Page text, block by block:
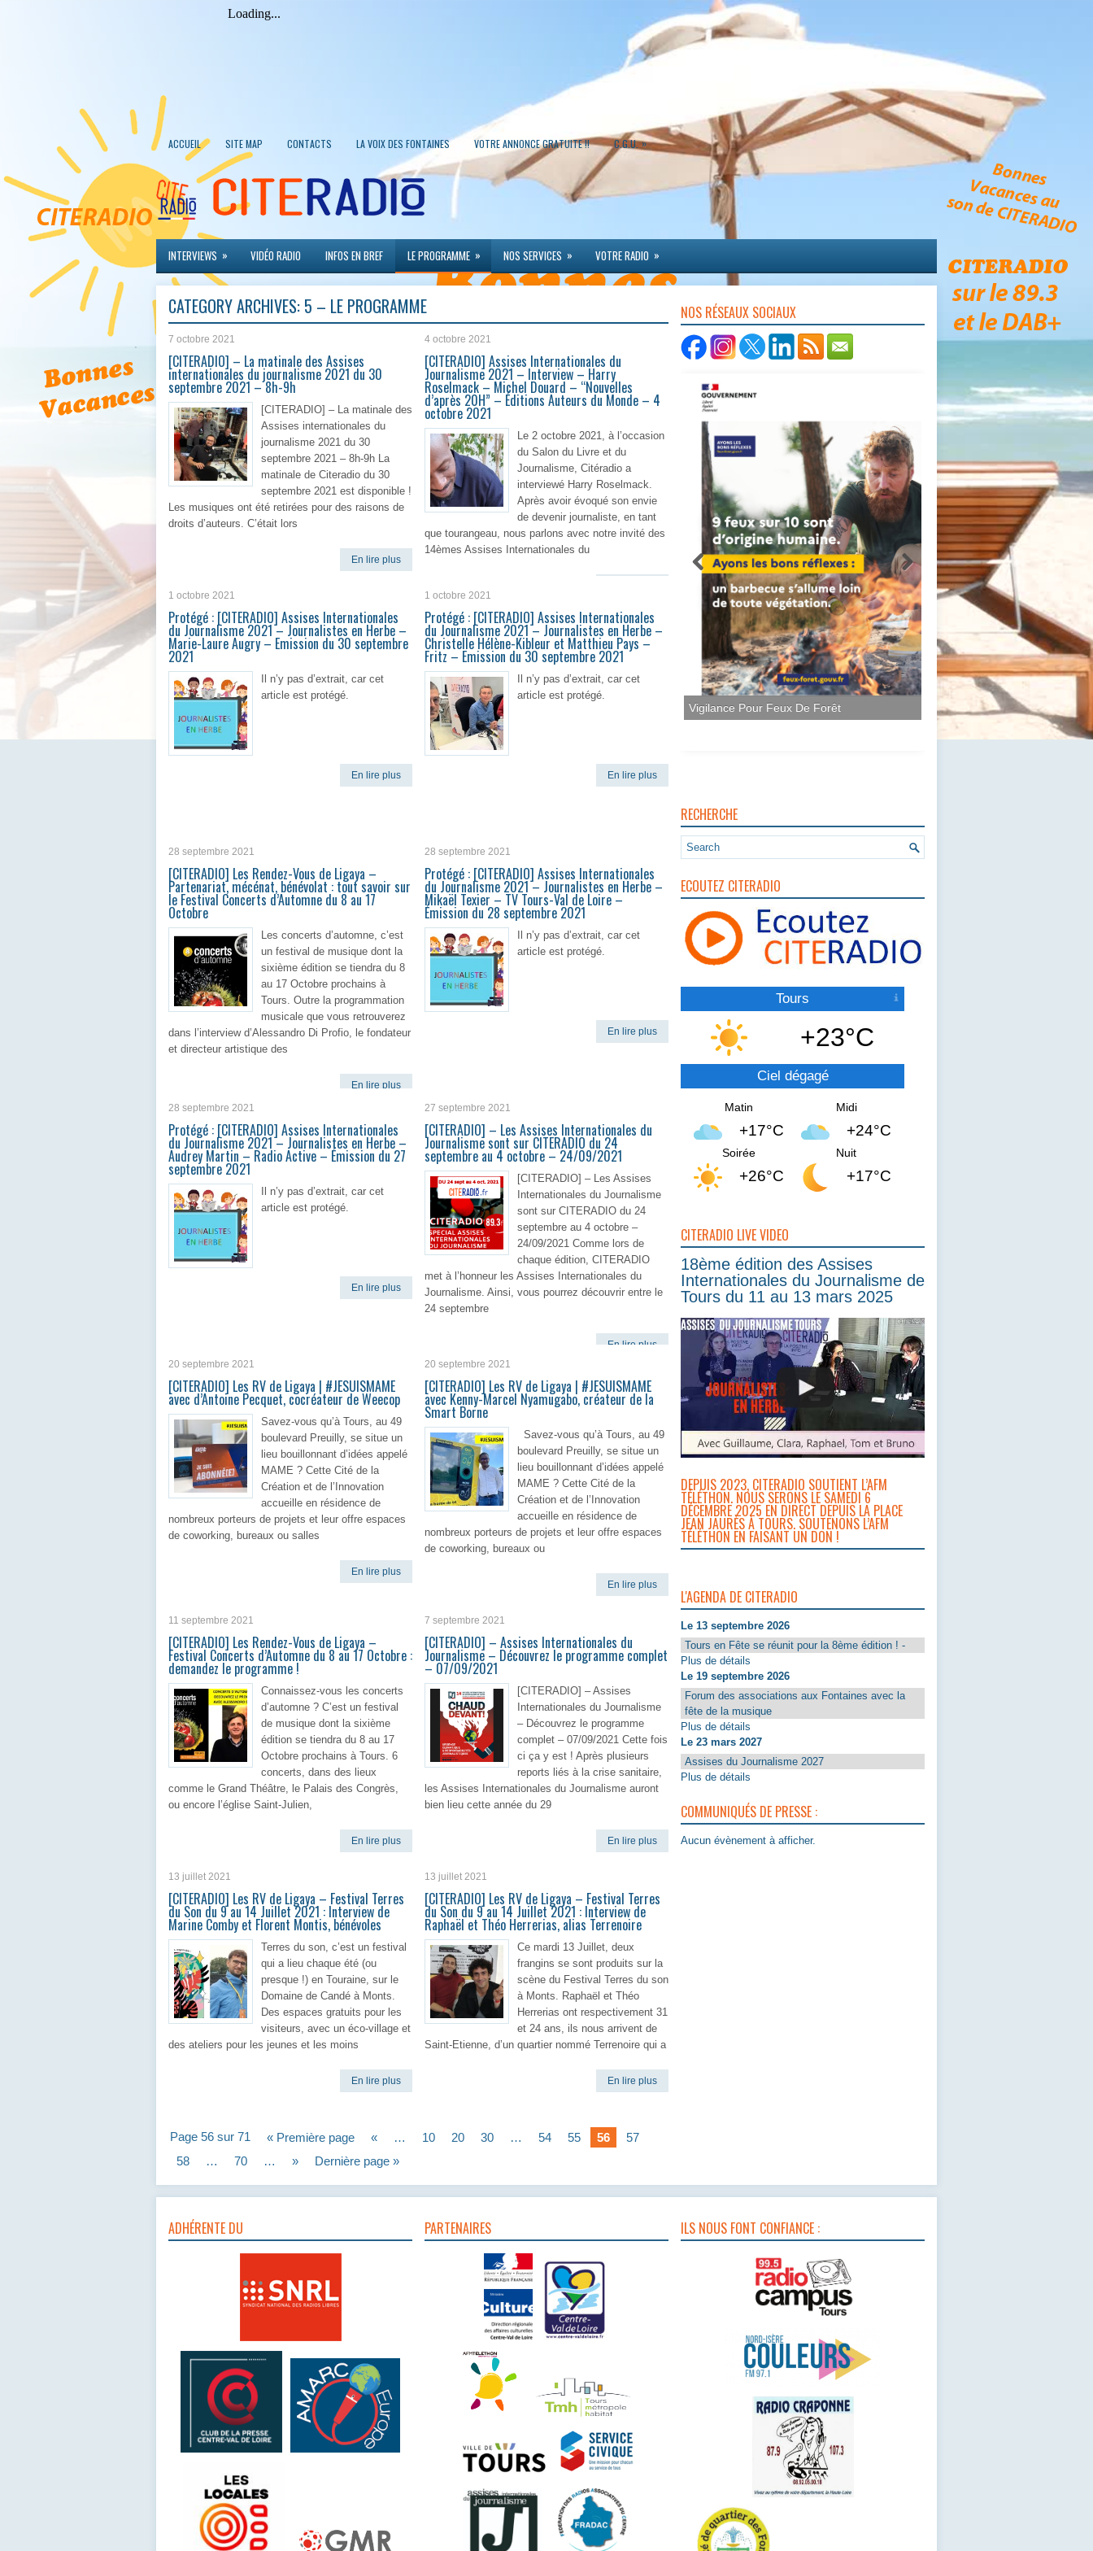
ACCUEIL SITE MAP CONTACTS LA VOIX DES FONTAINES VOTRE ANNONCE GRATUITE !! C.G.U. »
INTERVIEWS » VIDÉO RADIO INFOS EN BREF LE PROGRAMME » NOS SERVICES » VOTRE RADIO »
CATEGORY ARCHIVES: 5 – LE PROGRAMME
7 octobre 2021
[CITERADIO] – La matinale des Assises
internationales du journalisme 2021 du 30
septembre 2021 – 8h-9h
[CITERADIO] – La matinale des
Assises internationales du
journalisme 2021 du 30
septembre 2021 – 8h-9h La
matinale de Citeradio du 30
septembre 2021 est disponible !
Les musiques ont été retirées pour des raisons de
droits d’auteurs. C’était lors
En lire plus
4 octobre 2021
[CITERADIO] Assises Internationales du
Journalisme 2021 – Interview – Harry
Roselmack – Michel Douard – “Nouvelles
d’après 20H” – Éditions Auteurs du Monde – 4
octobre 2021
Le 2 octobre 2021, à l’occasion
du Salon du Livre et du
Journalisme, Citéradio a
interviewé Harry Roselmack.
Après avoir évoqué son envie
de devenir journaliste, en tant
que tourangeau, nous parlons avec notre invité des
14èmes Assises Internationales du
1 octobre 2021
Protégé : [CITERADIO] Assises Internationales
du Journalisme 2021 – Journalistes en Herbe –
Marie-Laure Augry – Emission du 30 septembre
2021
Il n’y pas d’extrait, car cet
article est protégé.
En lire plus
1 octobre 2021
Protégé : [CITERADIO] Assises Internationales
du Journalisme 2021 – Journalistes en Herbe –
Christelle Hélène-Kibleur et Matthieu Pays –
Fritz – Emission du 30 septembre 2021
Il n’y pas d’extrait, car cet
article est protégé.
En lire plus
28 septembre 2021
[CITERADIO] Les Rendez-Vous de Ligaya –
Partenariat, mécénat, bénévolat : tout savoir sur
le Festival Concerts d’Automne du 8 au 17
Octobre
Les concerts d’automne, c’est
un festival de musique dont la
sixième édition se tiendra du 8
au 17 Octobre prochains à
Tours. Outre la programmation
musicale que vous retrouverez
dans l’interview d’Alessandro Di Profio, le fondateur
et directeur artistique des
En lire plus
28 septembre 2021
Protégé : [CITERADIO] Assises Internationales
du Journalisme 2021 – Journalistes en Herbe –
Mikaël Texier – TV Tours-Val de Loire –
Émission du 28 septembre 2021
Il n’y pas d’extrait, car cet
article est protégé.
En lire plus
28 septembre 2021
Protégé : [CITERADIO] Assises Internationales
du Journalisme 2021 – Journalistes en Herbe –
Audrey Martin – Radio Active – Émission du 27
septembre 2021
Il n’y pas d’extrait, car cet
article est protégé.
En lire plus
27 septembre 2021
[CITERADIO] – Les Assises Internationales du
Journalisme sont sur CITERADIO du 24
septembre au 4 octobre – 24/09/2021
[CITERADIO] – Les Assises
Internationales du Journalisme
sont sur CITERADIO du 24
septembre au 4 octobre –
24/09/2021 Comme lors de
chaque édition, CITERADIO
met à l’honneur les Assises Internationales du
Journalisme. Ainsi, vous pourrez découvrir entre le
24 septembre
En lire plus
20 septembre 2021
[CITERADIO] Les RV de Ligaya | #JESUISMAME
avec d’Antoine Pecquet, cocréateur de Weecop
Savez-vous qu’à Tours, au 49
boulevard Preuilly, se situe un
lieu bouillonnant d’idées appelé
MAME ? Cette Cité de la
Création et de l’Innovation
accueille en résidence de
nombreux porteurs de projets et leur offre espaces
de coworking, bureaux ou salles
En lire plus
20 septembre 2021
[CITERADIO] Les RV de Ligaya | #JESUISMAME
avec Kenny-Marcel Nyamugabo, créateur de la
Smart Borne
Savez-vous qu’à Tours, au 49
boulevard Preuilly, se situe un
lieu bouillonnant d’idées appelé
MAME ? Cette Cité de la
Création et de l’Innovation
accueille en résidence de
nombreux porteurs de projets et leur offre espaces
de coworking, bureaux ou
En lire plus
11 septembre 2021
[CITERADIO] Les Rendez-Vous de Ligaya –
Festival Concerts d’Automne du 8 au 17 Octobre :
demandez le programme !
Connaissez-vous les concerts
d’automne ? C’est un festival
de musique dont la sixième
édition se tiendra du 8 au 17
Octobre prochains à Tours. 6
concerts, dans des lieux
comme le Grand Théâtre, le Palais des Congrès,
ou encore l’église Saint-Julien,
En lire plus
7 septembre 2021
[CITERADIO] – Assises Internationales du
Journalisme – Découvrez le programme complet
– 07/09/2021
[CITERADIO] – Assises
Internationales du Journalisme
– Découvrez le programme
complet – 07/09/2021 Cette fois
ci ça y est ! Après plusieurs
reports liés à la crise sanitaire,
les Assises Internationales du Journalisme auront
bien lieu cette année du 29
En lire plus
13 juillet 2021
[CITERADIO] Les RV de Ligaya – Festival Terres
du Son du 9 au 14 Juillet 2021 : Interview de
Marine Comby et Florent Montis, bénévoles
Terres du son, c’est un festival
qui a lieu chaque été (ou
presque !) en Touraine, sur le
Domaine de Candé à Monts.
Des espaces gratuits pour les
visiteurs, avec un éco-village et
des ateliers pour les jeunes et les moins
En lire plus
13 juillet 2021
[CITERADIO] Les RV de Ligaya – Festival Terres
du Son du 9 au 14 Juillet 2021 : Interview de
Raphaël et Théo Herrerias, alias Terrenoire
Ce mardi 13 Juillet, deux
frangins se sont produits sur la
scène du Festival Terres du son
à Monts. Raphaël et Théo
Herrerias ont respectivement 31
et 24 ans, ils nous arrivent de
Saint-Etienne, d’un quartier nommé Terrenoire qui a
En lire plus
Page 56 sur 71 « Première page « … 10 20 30 … 54 55 56
57
58
… 70 … » Dernière page »
NOS RÉSEAUX SOCIAUX
Vigilance Pour Feux De Forêt
RECHERCHE
ECOUTEZ CITERADIO
Tours
+23°C
Ciel dégagé
Matin
+17°C
Midi
+24°C
Soirée
+26°C
Nuit
+17°C
CITERADIO LIVE VIDEO
18ème édition des Assises
Internationales du Journalisme de
Tours du 11 au 13 mars 2025
DEPUIS 2023, CITERADIO SOUTIENT L’AFM
TÉLÉTHON. NOUS SERONS LE SAMEDI 6
DÉCEMBRE 2025 EN DIRECT DEPUIS LA PLACE
JEAN JAURÈS À TOURS. SOUTENONS L’AFM
TÉLÉTHON EN FAISANT UN DON !
L'AGENDA DE CITERADIO
Le 13 septembre 2026
Tours en Fête se réunit pour la 8ème édition ! -
Plus de détails
Le 19 septembre 2026
Forum des associations aux Fontaines avec la
fête de la musique
Plus de détails
Le 23 mars 2027
Assises du Journalisme 2027
Plus de détails
COMMUNIQUÉS DE PRESSE :
Aucun évènement à afficher.
ADHÉRENTE DU PARTENAIRES ILS NOUS FONT CONFIANCE :